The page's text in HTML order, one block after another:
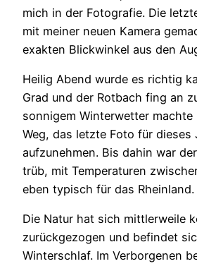
mich in der Fotografie. Die
mit meiner neuen Kamera
exakten Blickwinkel aus den
Heilig Abend wurde es richtig
Grad und der Rotbach fing an
sonnigem Winterwetter
Weg, das letzte Foto für dieses
aufzunehmen. Bis dahin war
trüb, mit Temperaturen
eben typisch für das Rheinland.
Die Natur hat sich mittlerweile
zurückgezogen und befindet
Winterschlaf. Im Verborgenen